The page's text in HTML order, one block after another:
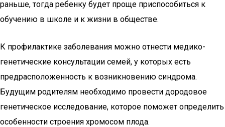
раньше, тогда ребенку будет проще приспособиться к
обучению в школе и к жизни в обществе.
К профилактике заболевания можно отнести медико-
генетические консультации семей, у которых есть
предрасположенность к возникновению синдрома.
Будущим родителям необходимо провести дородовое
генетическое исследование, которое поможет определить
особенности строения хромосом плода.